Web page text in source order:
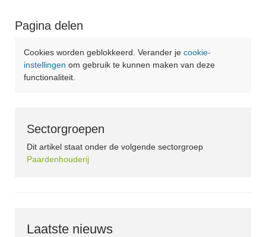
Pagina delen
Cookies worden geblokkeerd. Verander je cookie-
instellingen om gebruik te kunnen maken van deze
functionaliteit.
Sectorgroepen
Dit artikel staat onder de volgende sectorgroep
Paardenhouderij
Laatste nieuws